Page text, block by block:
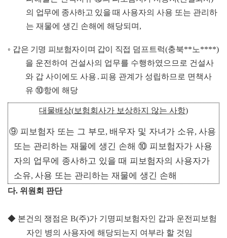
의 업무에 종사하고 있을 때 사용자의 사용 또는 관리하
는 재물에 생긴 손해에 해당되며 ,
◦ 갑은 기명 피보험자이며 갑이 직접 덤프트럭(충북** 노****)
을 운전하여 건설사의 업무를 수행하였으므로 건설사
와 갑 사이에도 사용 ․ 피용 관계가 성립하므로 면책사
유⑩항에 해당
대물배상(보험회사가 보상하지 않는 사항)
⑨ 피보험자 또는 그 부모 , 배우자 및 자녀가 소유, 사용
또는 관리하는 재물에 생긴 손해 ⑩ 피보험자가 사용
자의 업무에 종사하고 있을 때 피보험자의 사용자가
소유, 사용 또는 관리하는 재물에 생긴 손해
다. 위원회 판단
◆ 본건의 쟁점은 B(주)가 기명피보험자인 갑과 운전피보험
자인 병의 사용자에 해당되는지 여부라 할 것임